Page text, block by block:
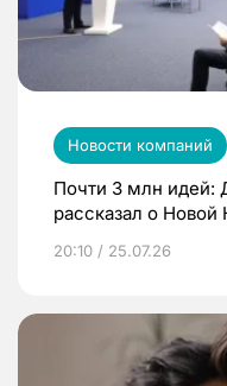
Новости компаний
Почти 3 млн идей:
рассказал о
20:10 / 25.07.26